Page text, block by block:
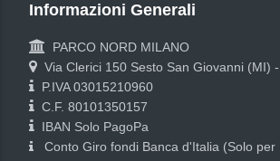
Informazioni Generali
PARCO NORD MILANO
Via Clerici 150 Sesto San Giovanni (MI)
P.IVA 03015210960
C.F. 80101350157
IBAN Solo PagoPa
Conto Giro fondi Banca d'Italia (Solo per